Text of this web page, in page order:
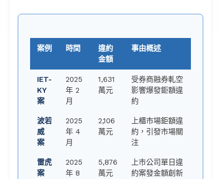
案例 時間
違約
金額
事由概述
IET-
KY
案
2025
年 2
月
1,631
萬元
受券商融券軋空
影響爆發鉅額違
約
波若
威
案
2025
年 4
月
2,106
萬元
上櫃市場鉅額違
約，引發市場關
注
雷虎
案
2025
年 8
5,876
萬元
上市公司單日違
約案發金額創新